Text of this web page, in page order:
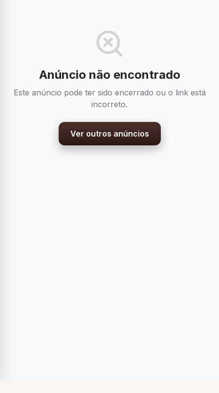
Anúncio não encontrado
Este anúncio pode ter sido encerrado ou o link está
incorreto.
Ver outros anúncios